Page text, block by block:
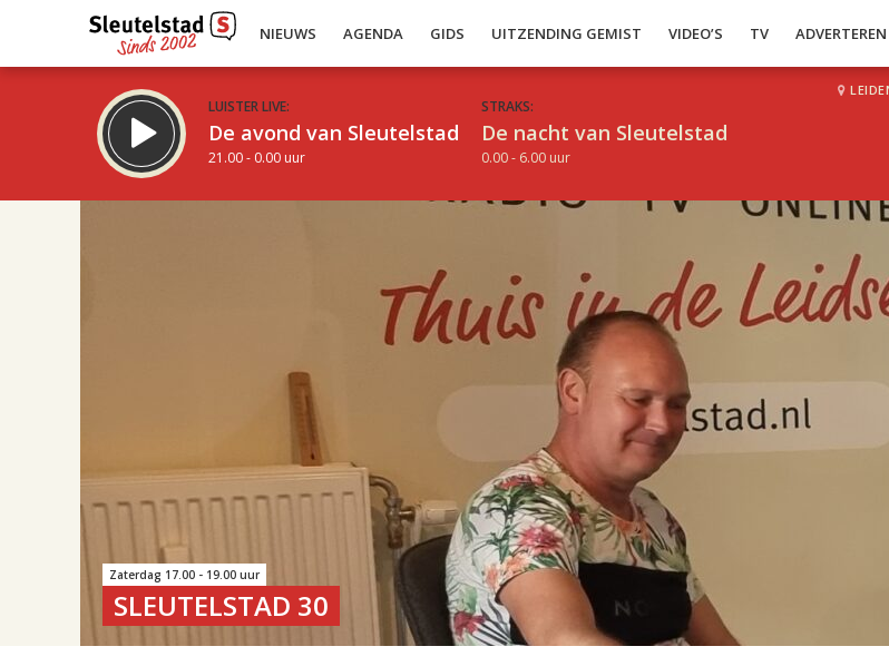
NIEUWS AGENDA GIDS UITZENDING GEMIST VIDEO’S TV ADVERTEREN
LUISTER LIVE:
De avond van Sleutelstad
21.00 - 0.00 uur
STRAKS:
De nacht van Sleutelstad
0.00 - 6.00 uur
Zaterdag 17.00 - 19.00 uur
SLEUTELSTAD 30